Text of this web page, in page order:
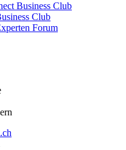
Business Club
Club
Forum